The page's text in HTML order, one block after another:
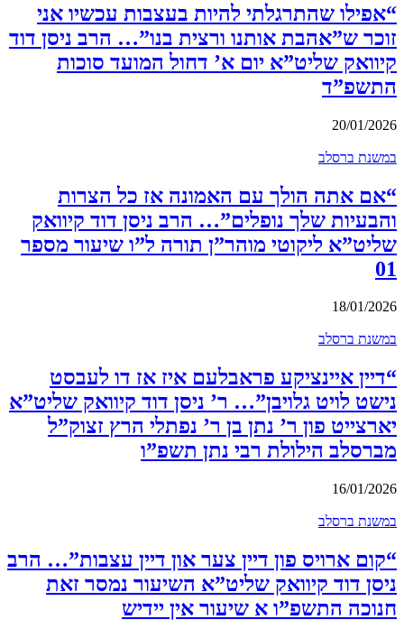
“אפילו שהתרגלתי להיות בעצבות עכשיו אני
זוכר ש”אהבת אותנו ורצית בנו”… הרב ניסן דוד
קיוואק שליט”א יום א’ דחול המועד סוכות
התשפ”ד
20/01/2026
במשנת ברסלב
“אם אתה הולך עם האמונה אז כל הצרות
והבעיות שלך נופלים”… הרב ניסן דוד קיוואק
שליט”א ליקוטי מוהר”ן תורה ל”ו שיעור מספר
01
18/01/2026
במשנת ברסלב
“דיין איינציקע פראבלעם איז אז דו לעבסט
נישט לויט גלויבן”… ר’ ניסן דוד קיוואק שליט”א
יארצייט פון ר’ נתן בן ר’ נפתלי הרץ זצוק”ל
מברסלב הילולת רבי נתן תשפ”ו
16/01/2026
במשנת ברסלב
“קום ארויס פון דיין צער און דיין עצבות”… הרב
ניסן דוד קיוואק שליט”א השיעור נמסר זאת
חנוכה התשפ”ו א שיעור אין יידיש